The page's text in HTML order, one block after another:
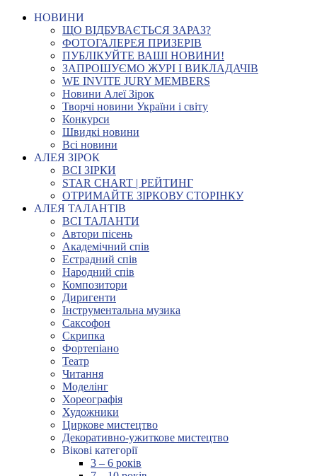
НОВИНИ
ЩО ВІДБУВАЄТЬСЯ ЗАРАЗ?
ФОТОГАЛЕРЕЯ ПРИЗЕРІВ
ПУБЛІКУЙТЕ ВАШІ НОВИНИ!
ЗАПРОШУЄМО ЖУРІ І ВИКЛАДАЧІВ
WE INVITE JURY MEMBERS
Новини Алеї Зірок
Творчі новини України і світу
Конкурси
Швидкі новини
Всі новини
АЛЕЯ ЗІРОК
ВСІ ЗІРКИ
STAR CHART | РЕЙТИНГ
ОТРИМАЙТЕ ЗІРКОВУ СТОРІНКУ
АЛЕЯ ТАЛАНТІВ
ВСІ ТАЛАНТИ
Автори пісень
Академічний спів
Естрадний спів
Народний спів
Композитори
Диригенти
Інструментальна музика
Саксофон
Скрипка
Фортепіано
Театр
Читання
Моделінг
Хореографія
Художники
Циркове мистецтво
Декоративно-ужиткове мистецтво
Вікові категорії
3 – 6 років